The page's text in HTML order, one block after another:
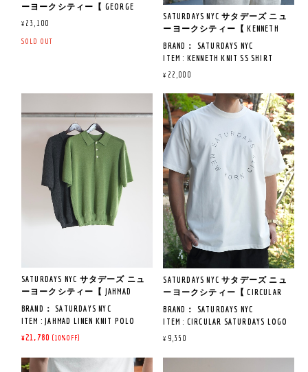
サイズの測り方や注意事項につ
当店のスタッフが平置きで計測
しております。
タック入りや伸縮性のあるタイ
プ等は実際の商品と誤差が生じ
る場合がございます。
予めご了承ください。
のデザインに
仕上げ、どんなスタイルにもハ
ワタリ 37CM / 裾幅 27CM
ワタリ 39CM / 裾幅 27.5CM
L : ウエスト 86CM / 股下 78CM /
ワタリ 40CM / 裾幅 28CM
《着用サイズ＆レビュー》
※ 174CM67 KG BLACK Mサイズ着用
肌への密着度が少ない夏らしい
シャリ感のある素材です。
選ばない万能タイプ。
綺麗さとリラックス感を兼ね備
えた仕上がりとなっておりま
※サイズ寸法について
《サイズ寸法》
F/ 頭周り 58CM
※サイズ寸法について
サイズの測り方や注意事項につ
いてはトップをご覧ください。
当店のスタッフが平置きで計測
しております。
タック入りや伸縮性のあるタイ
プ等は実際の商品と誤差が生じ
る場合がございます。
予めご了承ください。
ーヨークシティー【 GEORGE
HERRINGBONE STRIPE TWO TUCK
¥23,100
SOLD OUT
SATURDAYS NYC サタデーズ ニュ
ーヨークシティー【 KENNETH
BRAND： SATURDAYS NYC
ITEM : KENNETH KNIT SS SHIRT
ITEM NO : BBM26110
QUAILTY：COTTON 68% NYLON 32%
MADE IN CHINA
《商品説明》
ややリラックスしたサイジング
の前開きのニットポロデザイン
で、ストライプ状の編地が目を
惹くデザインになっています。
コットンベースにナイロンをブ
レンドしたブークレー糸を使用
しており、タオル地のようなタ
ッチが特徴なふっくらとした素
材になっております。
《サイズ寸法》
M : 肩幅 50.5CM / 身幅 55.5CM / 着
L : 肩幅 52CM / 身幅 58.5CM / 着丈
¥22,000
SATURDAYS NYC サタデーズ ニュ
ーヨークシティー【 JAHMAD
LINEN KNIT POLO 】
BRAND： SATURDAYS NYC
ITEM : JAHMAD LINEN KNIT POLO
ITEM NO : BBM26120
QUAILTY：COTTON 100％
¥21,780 (10%OFF)
SATURDAYS NYC サタデーズ ニュ
ーヨークシティー【 CIRCULAR
SATURDAYS LOGO T-SHIRT 】
BRAND： SATURDAYS NYC
ITEM : CIRCULAR SATURDAYS LOGO
T-SHIRT
COL : DARK BROWN / WHITE
¥9,350